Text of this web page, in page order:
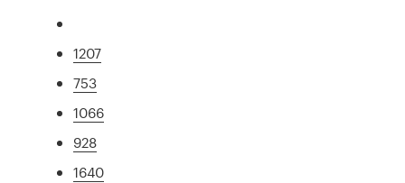
1207
753
1066
928
1640